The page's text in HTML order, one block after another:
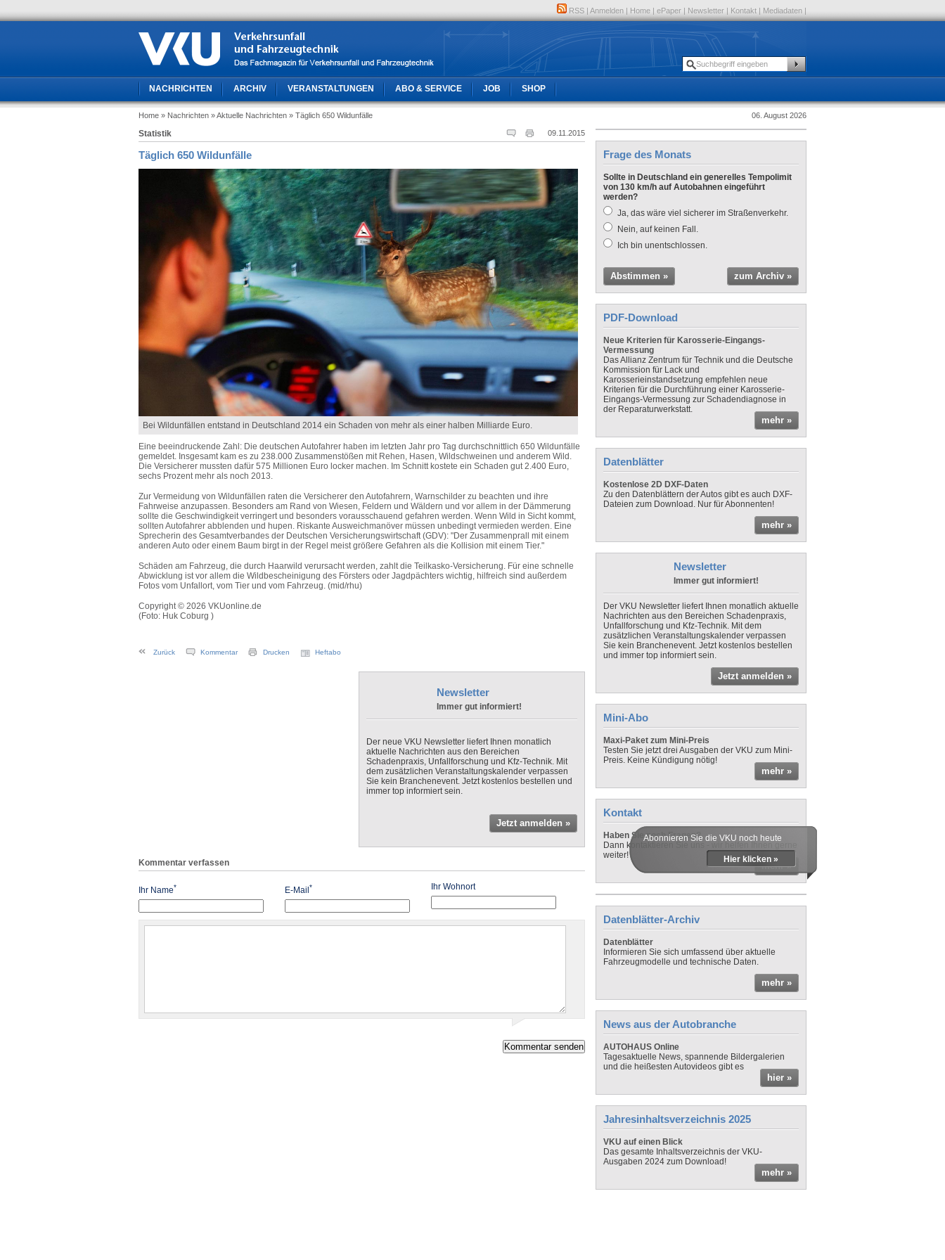
RSS | Anmelden | Home | ePaper | Newsletter | Kontakt | Mediadaten |
NACHRICHTEN ARCHIV VERANSTALTUNGEN ABO & SERVICE JOB SHOP
Home » Nachrichten » Aktuelle Nachrichten » Täglich 650 Wildunfälle 06. August 2026
09.11.2015
Statistik
Täglich 650 Wildunfälle
Bei Wildunfällen entstand in Deutschland 2014 ein Schaden von mehr als einer halben Milliarde Euro.
Eine beeindruckende Zahl: Die deutschen Autofahrer haben im letzten Jahr pro Tag durchschnittlich 650 Wildunfälle
gemeldet. Insgesamt kam es zu 238.000 Zusammenstößen mit Rehen, Hasen, Wildschweinen und anderem Wild.
Die Versicherer mussten dafür 575 Millionen Euro locker machen. Im Schnitt kostete ein Schaden gut 2.400 Euro,
sechs Prozent mehr als noch 2013.
Zur Vermeidung von Wildunfällen raten die Versicherer den Autofahrern, Warnschilder zu beachten und ihre
Fahrweise anzupassen. Besonders am Rand von Wiesen, Feldern und Wäldern und vor allem in der Dämmerung
sollte die Geschwindigkeit verringert und besonders vorausschauend gefahren werden. Wenn Wild in Sicht kommt,
sollten Autofahrer abblenden und hupen. Riskante Ausweichmanöver müssen unbedingt vermieden werden. Eine
Sprecherin des Gesamtverbandes der Deutschen Versicherungswirtschaft (GDV): "Der Zusammenprall mit einem
anderen Auto oder einem Baum birgt in der Regel meist größere Gefahren als die Kollision mit einem Tier."
Schäden am Fahrzeug, die durch Haarwild verursacht werden, zahlt die Teilkasko-Versicherung. Für eine schnelle
Abwicklung ist vor allem die Wildbescheinigung des Försters oder Jagdpächters wichtig, hilfreich sind außerdem
Fotos vom Unfallort, vom Tier und vom Fahrzeug. (mid/rhu)
Copyright © 2026 VKUonline.de
(Foto: Huk Coburg )
Zurück Kommentar Drucken Heftabo
Newsletter
Immer gut informiert!
Der neue VKU Newsletter liefert Ihnen monatlich
aktuelle Nachrichten aus den Bereichen
Schadenpraxis, Unfallforschung und Kfz-Technik. Mit
dem zusätzlichen Veranstaltungskalender verpassen
Sie kein Branchenevent. Jetzt kostenlos bestellen und
immer top informiert sein.
Jetzt anmelden »
Kommentar verfassen
Ihr Name* E-Mail* Ihr Wohnort
Frage des Monats
Sollte in Deutschland ein generelles Tempolimit
von 130 km/h auf Autobahnen eingeführt
werden?
Ja, das wäre viel sicherer im Straßenverkehr.
Nein, auf keinen Fall.
Ich bin unentschlossen.
Abstimmen » zum Archiv »
PDF-Download
Neue Kriterien für Karosserie-Eingangs-
Vermessung
Das Allianz Zentrum für Technik und die Deutsche
Kommission für Lack und
Karosserieinstandsetzung empfehlen neue
Kriterien für die Durchführung einer Karosserie-
Eingangs-Vermessung zur Schadendiagnose in
der Reparaturwerkstatt.
mehr »
Datenblätter
Kostenlose 2D DXF-Daten
Zu den Datenblättern der Autos gibt es auch DXF-
Dateien zum Download. Nur für Abonnenten!
mehr »
Newsletter
Immer gut informiert!
Der VKU Newsletter liefert Ihnen monatlich aktuelle
Nachrichten aus den Bereichen Schadenpraxis,
Unfallforschung und Kfz-Technik. Mit dem
zusätzlichen Veranstaltungskalender verpassen
Sie kein Branchenevent. Jetzt kostenlos bestellen
und immer top informiert sein.
Jetzt anmelden »
Mini-Abo
Maxi-Paket zum Mini-Preis
Testen Sie jetzt drei Ausgaben der VKU zum Mini-
Preis. Keine Kündigung nötig!
mehr »
Kontakt
Haben Sie noch Fragen?
Dann kontaktieren Sie uns - wir helfen Ihnen gerne
weiter!
mehr »
Abonnieren Sie die VKU noch heute
Hier klicken »
Datenblätter-Archiv
Datenblätter
Informieren Sie sich umfassend über aktuelle
Fahrzeugmodelle und technische Daten.
mehr »
News aus der Autobranche
AUTOHAUS Online
Tagesaktuelle News, spannende Bildergalerien
und die heißesten Autovideos gibt es
hier »
Jahresinhaltsverzeichnis 2025
VKU auf einen Blick
Das gesamte Inhaltsverzeichnis der VKU-
Ausgaben 2024 zum Download!
mehr »